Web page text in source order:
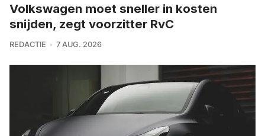
Volkswagen moet sneller in kosten
snijden, zegt voorzitter RvC
REDACTIE 7 AUG. 2026